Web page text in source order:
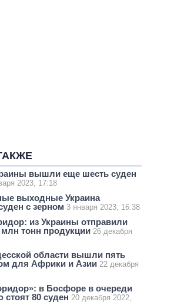
вышли еще шесть суден
2023, 17:18
выходные Украина
с зерном 3 января 2023, 16:38
из Украины отправили
тонн продукции 26 декабря
области вышли пять
для Африки и Азии 22 декабря
в Босфоре в очереди
стоят 80 суден 20 декабря 2022,